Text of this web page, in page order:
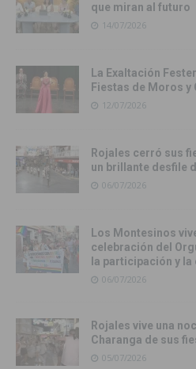
que miran al futuro
14/07/2026
La Exaltación
Fiestas de Moros
12/07/2026
Rojales cerró sus
un brillante desfile
06/07/2026
Los Montesinos
celebración del
la participación y
06/07/2026
Rojales vive una
Charanga de sus
05/07/2026